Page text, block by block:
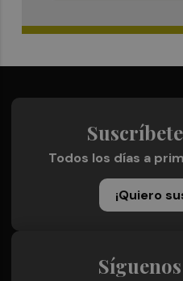
Todos los días a
¡Quiero